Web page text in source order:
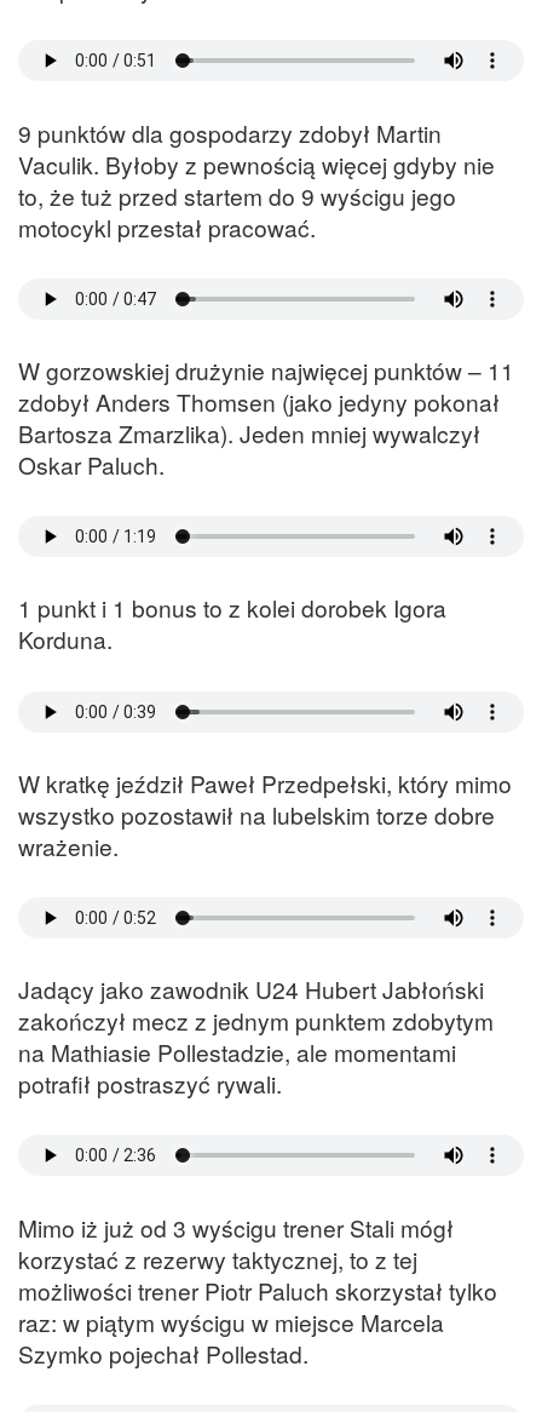
9 punktów dla gospodarzy zdobył Martin
Vaculik. Byłoby z pewnością więcej gdyby nie
to, że tuż przed startem do 9 wyścigu jego
motocykl przestał pracować.
W gorzowskiej drużynie najwięcej punktów – 11
zdobył Anders Thomsen (jako jedyny pokonał
Bartosza Zmarzlika). Jeden mniej wywalczył
Oskar Paluch.
1 punkt i 1 bonus to z kolei dorobek Igora
Korduna.
W kratkę jeździł Paweł Przedpełski, który mimo
wszystko pozostawił na lubelskim torze dobre
wrażenie.
Jadący jako zawodnik U24 Hubert Jabłoński
zakończył mecz z jednym punktem zdobytym
na Mathiasie Pollestadzie, ale momentami
potrafił postraszyć rywali.
Mimo iż już od 3 wyścigu trener Stali mógł
korzystać z rezerwy taktycznej, to z tej
możliwości trener Piotr Paluch skorzystał tylko
raz: w piątym wyścigu w miejsce Marcela
Szymko pojechał Pollestad.